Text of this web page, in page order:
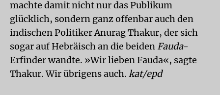
machte damit nicht nur das Publikum
glücklich, sondern ganz offenbar auch den
indischen Politiker Anurag Thakur, der sich
sogar auf Hebräisch an die beiden Fauda-
Erfinder wandte. »Wir lieben Fauda«, sagte
Thakur. Wir übrigens auch. kat/epd